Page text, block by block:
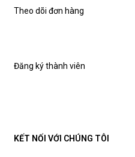
Theo dõi đơn hàng
Đăng ký thành viên
KẾT NỐI VỚI CHÚNG TÔI